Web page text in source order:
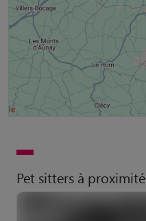
Pet sitters à proximité